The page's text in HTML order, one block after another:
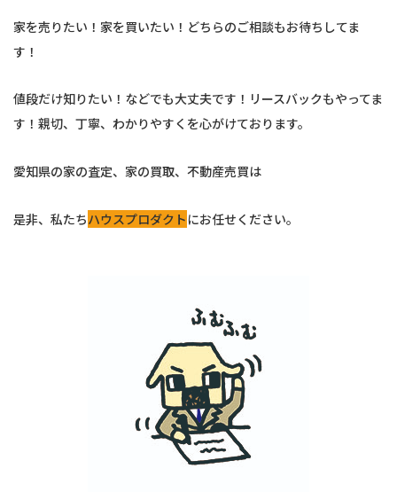
家を売りたい！家を買いたい！どちらのご相談もお待ちしてま
す！
値段だけ知りたい！などでも大丈夫です！リースバックもやってま
す！親切、丁寧、わかりやすくを心がけております。
愛知県の家の査定、家の買取、不動産売買は
是非、私たちハウスプロダクトにお任せください。